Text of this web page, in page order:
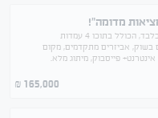
מדומה"!
עסק שנפתח לפני חודשיים בלבד, הכולל בתוכו 4 עמדות
אביזרים מתקדמים, מקום
פייסבוק, מיתוג מלא.
165,000
₪